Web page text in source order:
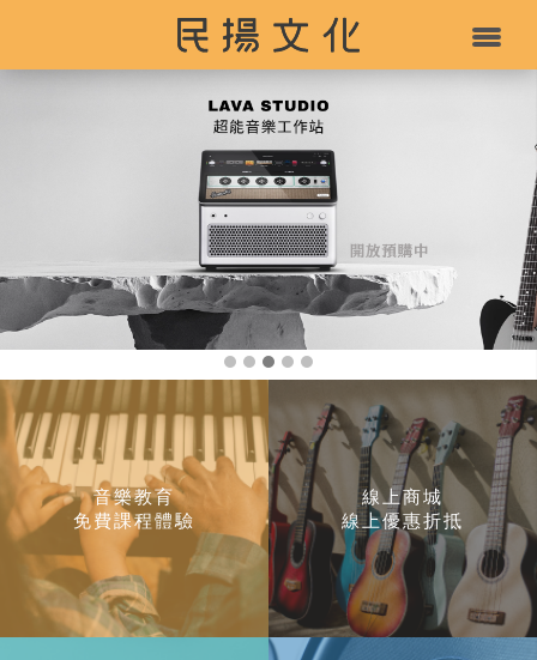
音樂教育
免費課程體驗
線上商城
線上優惠折抵